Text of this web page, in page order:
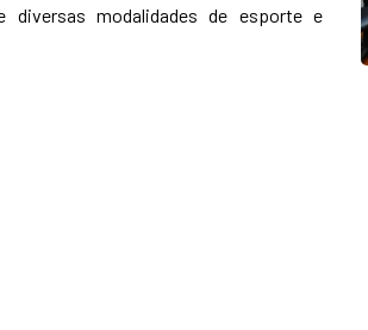
modalidades de esporte e